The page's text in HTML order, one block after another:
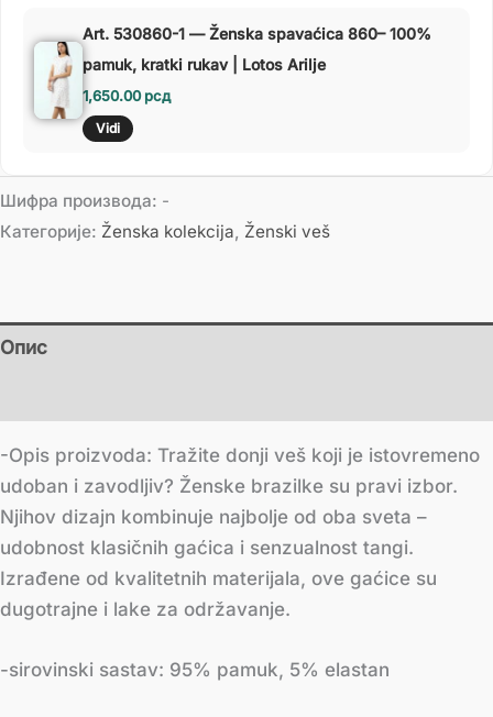
Art. 530860-1 — Ženska spavaćica 860– 100%
pamuk, kratki rukav | Lotos Arilje
1,650.00рсд
Vidi
Шифра производа: -
Категорије: Ženska kolekcija, Ženski veš
Опис
-Opis proizvoda: Tražite donji veš koji je istovremeno
udoban i zavodljiv? Ženske brazilke su pravi izbor.
Njihov dizajn kombinuje najbolje od oba sveta –
udobnost klasičnih gaćica i senzualnost tangi.
Izrađene od kvalitetnih materijala, ove gaćice su
dugotrajne i lake za održavanje.
-sirovinski sastav: 95% pamuk, 5% elastan